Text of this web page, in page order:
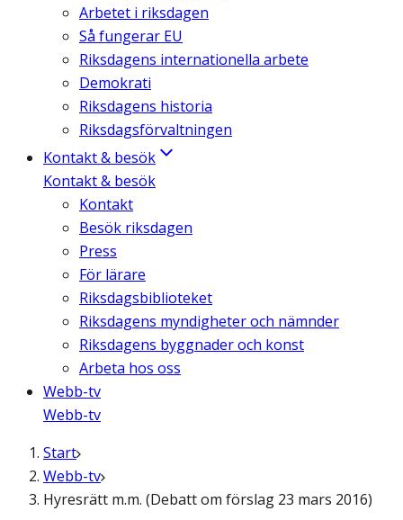
Arbetet i riksdagen
Så fungerar EU
Riksdagens internationella arbete
Demokrati
Riksdagens historia
Riksdagsförvaltningen
Kontakt & besök
Kontakt & besök
Kontakt
Besök riksdagen
Press
För lärare
Riksdagsbiblioteket
Riksdagens myndigheter och nämnder
Riksdagens byggnader och konst
Arbeta hos oss
Webb-tv
Webb-tv
Start
Webb-tv
Hyresrätt m.m. (Debatt om förslag 23 mars 2016)